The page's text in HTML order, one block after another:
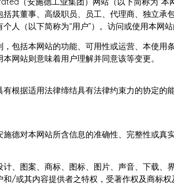
其董事、高级职员、员工、代理商、独立
人（以下简称为“用户”）。访问或使用本网
包括本网站的功能、可用性或运营、本使
网站则意味着用户理解并同意该等变更。
根据适用法律缔结具有法律约束力的协定
德对本网站所含信息的准确性、完整性或真
、图案、商标、图标、图片、声音、下载
和/或其内容提供者之特权，受著作权及商标